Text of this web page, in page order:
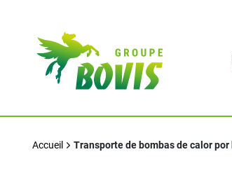
Accueil Transporte de bombas de calor